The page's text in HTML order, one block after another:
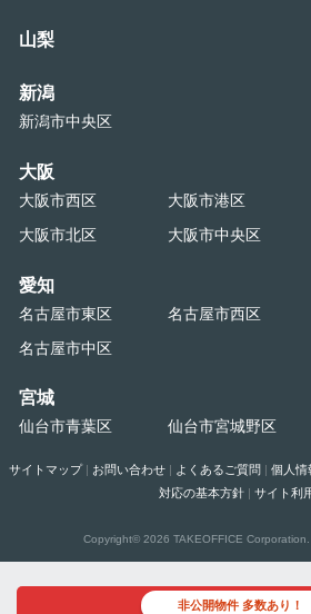
非公開物件 多数あり！
山梨
新潟
新潟市中央区
大阪
大阪市西区 大阪市港区
大阪市北区
大阪市中央区
愛知
名古屋市東区 名古屋市西区
名古屋市中区
宮城
仙台市青葉区 仙台市宮城野区
サイトマップ| お問い合わせ | よくあるご質問 | 個人情
対応の基本方針| サイト利
Copyright© 2026 TAKEOFFICE Corporation.